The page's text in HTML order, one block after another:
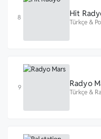
Hit
Türkçe&
Radyo
Türkçe&